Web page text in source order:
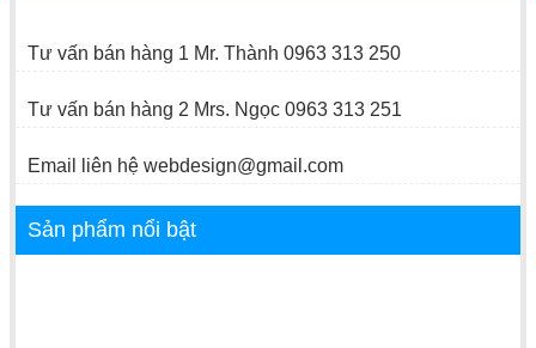
Tư vấn bán hàng 1 Mr. Thành 0963 313 250
Tư vấn bán hàng 2 Mrs. Ngọc 0963 313 251
Email liên hệ webdesign@gmail.com
Sản phẩm nổi bật